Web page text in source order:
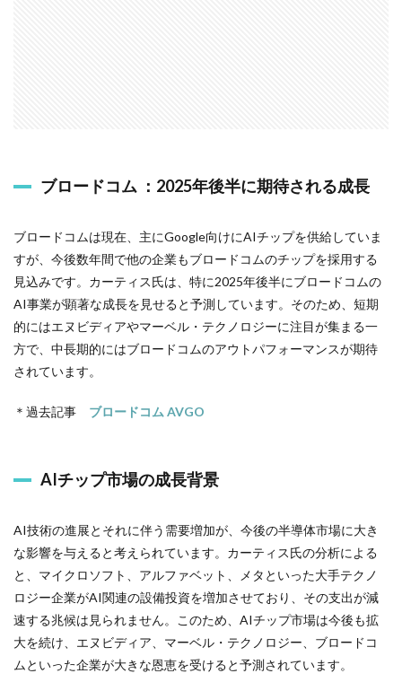
ブロードコム ：2025年後半に期待される成長
ブロードコムは現在、主にGoogle向けにAIチップを供給していま
すが、今後数年間で他の企業もブロードコムのチップを採用する
見込みです。カーティス氏は、特に2025年後半にブロードコムの
AI事業が顕著な成長を見せると予測しています。そのため、短期
的にはエヌビディアやマーベル・テクノロジーに注目が集まる一
方で、中長期的にはブロードコムのアウトパフォーマンスが期待
されています。
＊過去記事 ブロードコム AVGO
AIチップ市場の成長背景
AI技術の進展とそれに伴う需要増加が、今後の半導体市場に大き
な影響を与えると考えられています。カーティス氏の分析による
と、マイクロソフト、アルファベット、メタといった大手テクノ
ロジー企業がAI関連の設備投資を増加させており、その支出が減
速する兆候は見られません。このため、AIチップ市場は今後も拡
大を続け、エヌビディア、マーベル・テクノロジー、ブロードコ
ムといった企業が大きな恩恵を受けると予測されています。